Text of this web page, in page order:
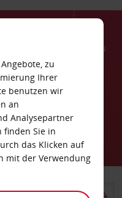
Menü
Avis in
zu
Ihrer
benutzen wir
an
Analysepartner
finden Sie in
das Klicken auf
mit der Verwendung